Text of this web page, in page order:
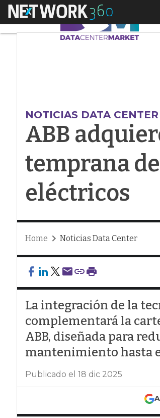
Menú
NOTICIAS DATA CENTER
ABB
temprana
eléctricos
Home Noticias Data Center
La integración de la
complementará la
ABB, diseñada para
mantenimiento hasta
Publicado el 18 dic 2025